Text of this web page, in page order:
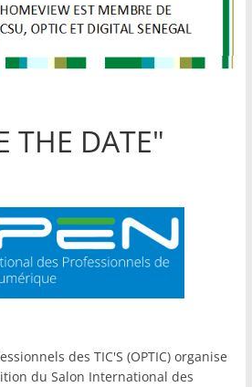
THE DATE"
des TIC'S (OPTIC) organise
du Salon International des